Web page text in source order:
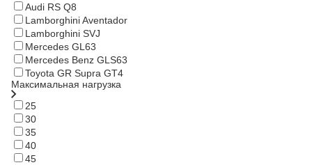
Audi RS Q8
Lamborghini Aventador
Lamborghini SVJ
Mercedes GL63
Mercedes Benz GLS63
Toyota GR Supra GT4
Максимальная нагрузка
25
30
35
40
45